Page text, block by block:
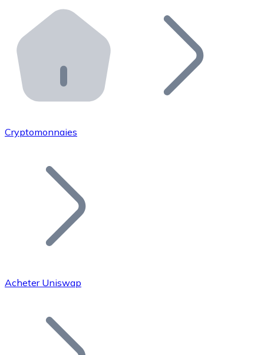
Distributeurs automatiques Bitnovo
Intégrez un ATM Bitnovo dans votre entreprise et
API Bitnovo
Intégrez notre API dans votre écosystème.
Rejoignez notre réseau de distributeurs et
Ajoutez le token de votre projet à notre service
Bitcoin
Cryptomonnaies
Acheter Uniswap